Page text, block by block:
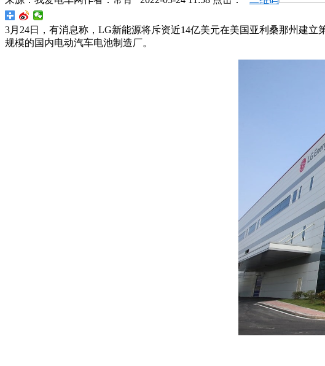
3月24日，有消息称，LG新能源将斥资近14亿美元在美国亚利桑那州建
规模的国内电动汽车电池制造厂。